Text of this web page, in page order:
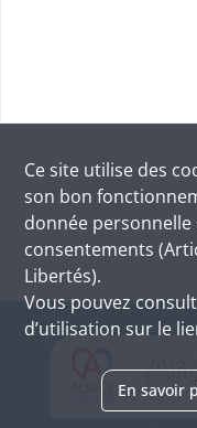
Ce site utilise des
son bon
donnée
consentements
Libertés).
Vous pouvez
d’utilisation sur le
En savoir